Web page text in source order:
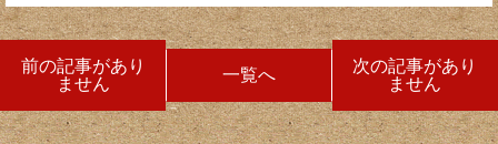
前の記事があり
ません
一覧へ
次の記事があり
ません